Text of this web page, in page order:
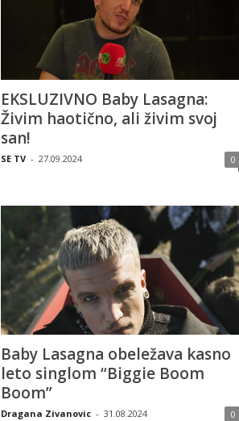
EKSLUZIVNO Baby Lasagna:
Živim haotično, ali živim svoj
san!
SE TV - 27.09.2024 0
Baby Lasagna obeležava kasno
leto singlom “Biggie Boom
Boom”
Dragana Zivanovic - 31.08.2024 0